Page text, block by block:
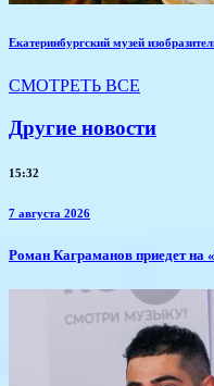
Екатеринбургский музей
СМОТРЕТЬ ВСЕ
Другие новости
15:32
7 августа 2026
​Роман Каграманов приедет на